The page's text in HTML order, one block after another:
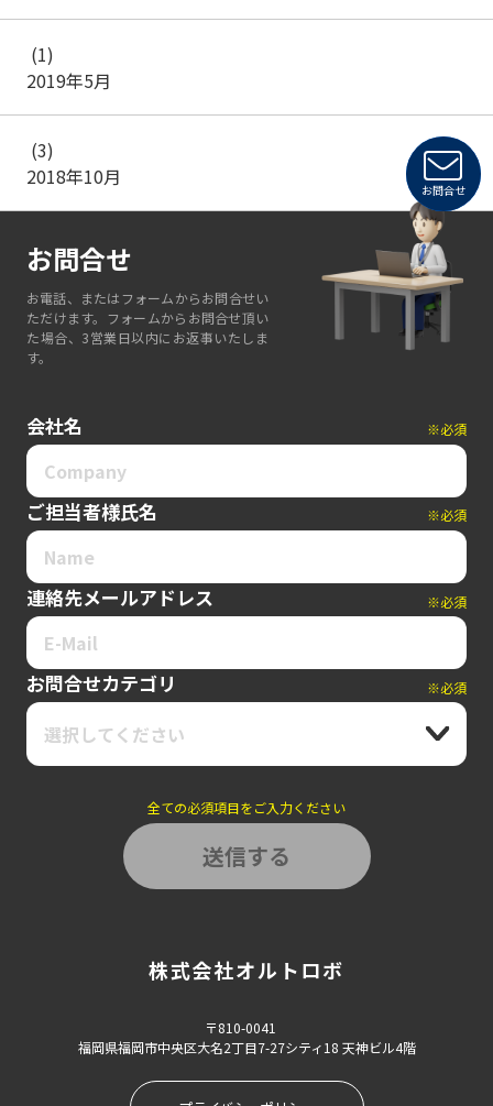
2019年5月
(1)
2018年10月
(3)
お問合せ
お問合せ
お電話、またはフォームからお問合せい
ただけます。フォームからお問合せ頂い
た場合、3営業日以内にお返事いたしま
す。
会社名 ※必須
ご担当者様氏名 ※必須
連絡先メールアドレス ※必須
お問合せカテゴリ ※必須
選択してください
全ての必須項目をご入力ください
株式会社オルトロボ
〒810-0041
福岡県福岡市中央区大名2丁目7-27シティ18 天神ビル4階